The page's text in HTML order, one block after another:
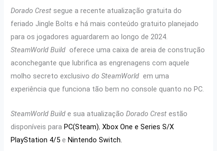
Dorado Crest segue a recente atualização gratuita do
feriado Jingle Bolts e há mais conteúdo gratuito planejado
para os jogadores aguardarem ao longo de 2024.
SteamWorld Build oferece uma caixa de areia de construção
aconchegante que lubrifica as engrenagens com aquele
molho secreto exclusivodo SteamWorld em uma
experiência que funciona tão bem no console quanto no PC.
SteamWorld Build e sua atualizaçãoDorado Crest estão
disponíveis paraPC(Steam),Xbox One e Series S/X
PlayStation 4/5 eNintendo Switch.